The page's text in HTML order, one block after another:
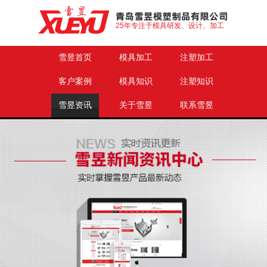
25年专注于模具研发、设计、加工
雪昱首页 模具加工 注塑加工
客户案例 模具知识 注塑知识
雪昱资讯 关于雪昱 联系雪昱